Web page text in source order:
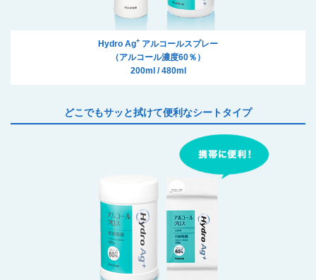
Hydro Ag+ アルコールスプレー
（アルコール濃度60％）
200ml / 480ml
どこでもサッと拭けて便利なシートタイプ